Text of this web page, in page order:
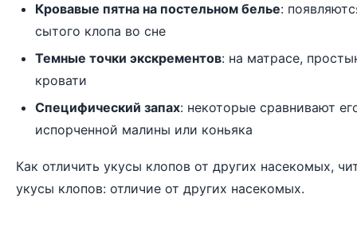
Кровавые пятна на постельном белье:
сытого клопа во сне
Темные точки экскрементов: на матрасе,
кровати
Специфический запах: некоторые сравнивают
испорченной малины или коньяка
Как отличить укусы клопов от других насекомых,
укусы клопов: отличие от других насекомых.